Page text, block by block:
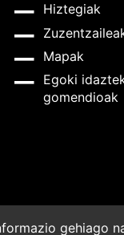
Hiztegiak
Mapak
Egoki
gomendioak
gehiago